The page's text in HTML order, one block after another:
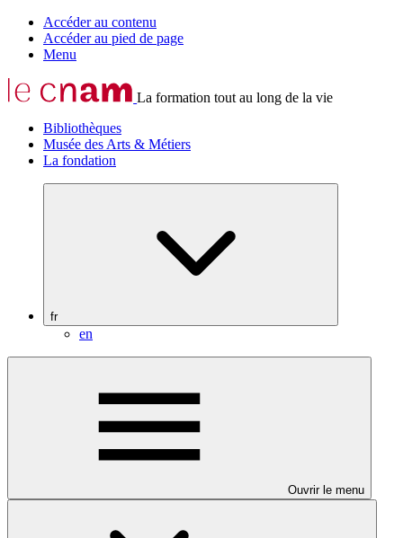
Accéder au contenu
Accéder au pied de page
Menu
La formation tout au long de la vie
Bibliothèques
Musée des Arts & Métiers
La fondation
fr
en
Ouvrir le menu